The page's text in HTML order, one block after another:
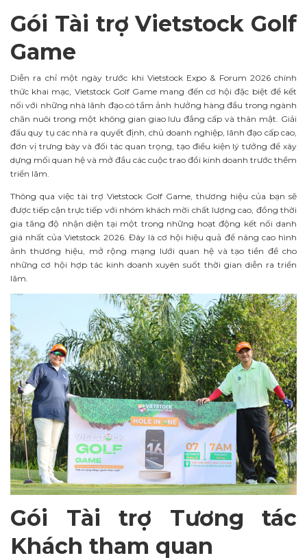
Gói Tài trợ Vietstock Golf
Game
Diễn ra chỉ một ngày trước khi Vietstock Expo & Forum 2026 chính
thức khai mạc, Vietstock Golf Game mang đến cơ hội đặc biệt để kết
nối với những nhà lãnh đạo có tầm ảnh hưởng hàng đầu trong ngành
chăn nuôi trong một không gian giao lưu đẳng cấp và thân mật. Giải
đấu quy tụ các nhà ra quyết định, chủ doanh nghiệp, lãnh đạo cấp cao,
đơn vị trưng bày và đối tác quan trọng, tạo điều kiện lý tưởng để xây
dựng mối quan hệ và mở đầu các cuộc trao đổi kinh doanh trước thềm
triển lãm.
Thông qua việc tài trợ Vietstock Golf Game, thương hiệu của bạn sẽ
được tiếp cận trực tiếp với nhóm khách mời chất lượng cao, đồng thời
gia tăng độ nhận diện tại một trong những hoạt động kết nối danh
giá nhất của Vietstock 2026. Đây là cơ hội hiệu quả để nâng cao hình
ảnh thương hiệu, mở rộng mạng lưới quan hệ và tạo tiền đề cho
những cơ hội hợp tác kinh doanh xuyên suốt thời gian diễn ra triển
lãm.
Gói Tài trợ Tương tác
Khách tham quan